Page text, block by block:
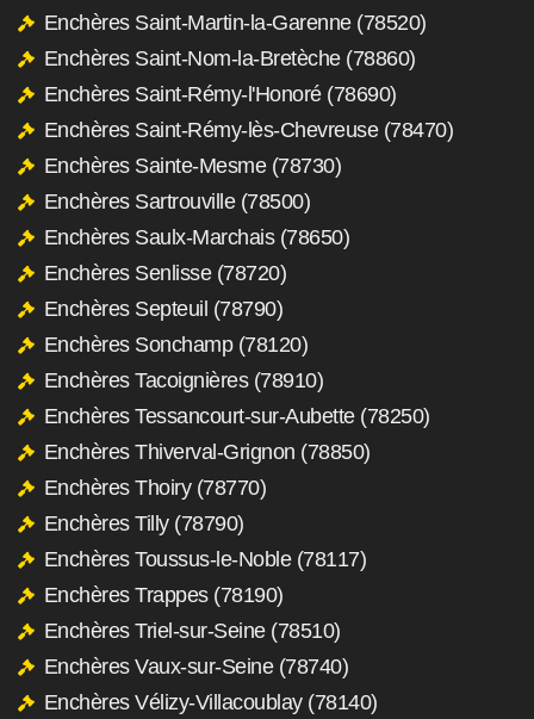
Enchères Saint-Martin-la-Garenne (78520)
Enchères Saint-Nom-la-Bretèche (78860)
Enchères Saint-Rémy-l'Honoré (78690)
Enchères Saint-Rémy-lès-Chevreuse (78470)
Enchères Sainte-Mesme (78730)
Enchères Sartrouville (78500)
Enchères Saulx-Marchais (78650)
Enchères Senlisse (78720)
Enchères Septeuil (78790)
Enchères Sonchamp (78120)
Enchères Tacoignières (78910)
Enchères Tessancourt-sur-Aubette (78250)
Enchères Thiverval-Grignon (78850)
Enchères Thoiry (78770)
Enchères Tilly (78790)
Enchères Toussus-le-Noble (78117)
Enchères Trappes (78190)
Enchères Triel-sur-Seine (78510)
Enchères Vaux-sur-Seine (78740)
Enchères Vélizy-Villacoublay (78140)